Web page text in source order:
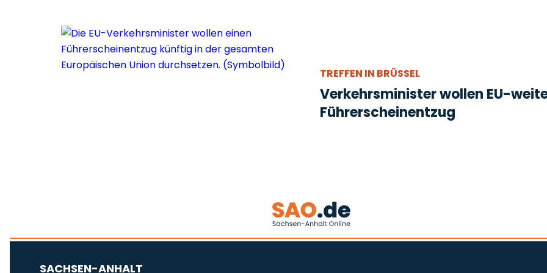
TREFFEN IN BRÜSSEL
Verkehrsminister wollen EU-
Führerscheinentzug
SACHSEN-ANHALT